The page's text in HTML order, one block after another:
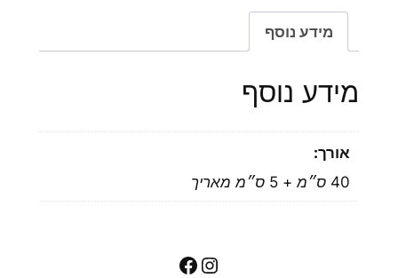
מידע נוסף
מידע נוסף
אורך:
40 ס״מ + 5 ס״מ מאריך
Instagram
Facebook